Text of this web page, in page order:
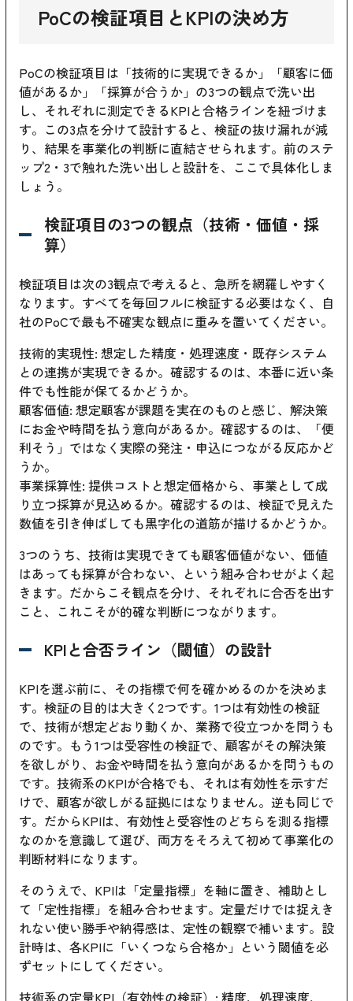
PoCの検証項目とKPIの決め方
PoCの検証項目は「技術的に実現できるか」「顧客に価
値があるか」「採算が合うか」の3つの観点で洗い出
し、それぞれに測定できるKPIと合格ラインを紐づけま
す。この3点を分けて設計すると、検証の抜け漏れが減
り、結果を事業化の判断に直結させられます。前のステ
ップ2・3で触れた洗い出しと設計を、ここで具体化しま
しょう。
検証項目の3つの観点（技術・価値・採
算）
検証項目は次の3観点で考えると、急所を網羅しやすく
なります。すべてを毎回フルに検証する必要はなく、自
社のPoCで最も不確実な観点に重みを置いてください。
技術的実現性: 想定した精度・処理速度・既存システム
との連携が実現できるか。確認するのは、本番に近い条
件でも性能が保てるかどうか。
顧客価値: 想定顧客が課題を実在のものと感じ、解決策
にお金や時間を払う意向があるか。確認するのは、「便
利そう」ではなく実際の発注・申込につながる反応かど
うか。
事業採算性: 提供コストと想定価格から、事業として成
り立つ採算が見込めるか。確認するのは、検証で見えた
数値を引き伸ばしても黒字化の道筋が描けるかどうか。
3つのうち、技術は実現できても顧客価値がない、価値
はあっても採算が合わない、という組み合わせがよく起
きます。だからこそ観点を分け、それぞれに合否を出す
こと、これこそが的確な判断につながります。
KPIと合否ライン（閾値）の設計
KPIを選ぶ前に、その指標で何を確かめるのかを決めま
す。検証の目的は大きく2つです。1つは有効性の検証
で、技術が想定どおり動くか、業務で役立つかを問うも
のです。もう1つは受容性の検証で、顧客がその解決策
を欲しがり、お金や時間を払う意向があるかを問うもの
です。技術系のKPIが合格でも、それは有効性を示すだ
けで、顧客が欲しがる証拠にはなりません。逆も同じで
す。だからKPIは、有効性と受容性のどちらを測る指標
なのかを意識して選び、両方をそろえて初めて事業化の
判断材料になります。
そのうえで、KPIは「定量指標」を軸に置き、補助とし
て「定性指標」を組み合わせます。定量だけでは捉えき
れない使い勝手や納得感は、定性の観察で補います。設
計時は、各KPIに「いくつなら合格か」という閾値を必
ずセットにしてください。
技術系の定量KPI（有効性の検証）: 精度、処理速度、